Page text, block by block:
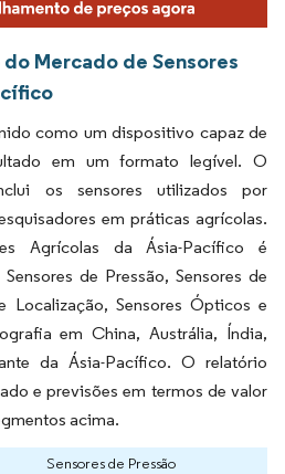
Mercado de Sensores
como um dispositivo capaz de
em um formato legível. O
os sensores utilizados por
em práticas agrícolas.
Agrícolas da Ásia-Pacífico é
de Pressão, Sensores de
Localização, Sensores Ópticos e
em China, Austrália, Índia,
da Ásia-Pacífico. O relatório
e previsões em termos de valor
acima.
Sensores de Pressão